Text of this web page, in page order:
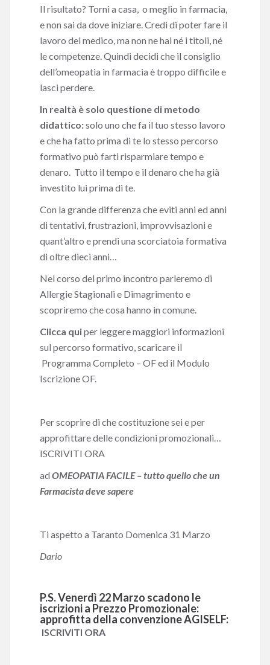
Il risultato? Torni a casa, o meglio in farmacia,
e non sai da dove iniziare. Credi di poter fare il
lavoro del medico, ma non ne hai né i titoli, né
le competenze. Quindi decidi che il consiglio
dell’omeopatia in farmacia è troppo difficile e
lasci perdere.
In realtà è solo questione di metodo
didattico:solo uno che fa il tuo stesso lavoro
e che ha fatto prima di te lo stesso percorso
formativo può farti risparmiare tempo e
denaro. Tutto il tempo e il denaro che ha già
investito lui prima di te.
Con la grande differenza che eviti anni ed anni
di tentativi, frustrazioni, improvvisazioni e
quant’altro e prendi una scorciatoia formativa
di oltre dieci anni…
Nel corso del primo incontro parleremo di
Allergie Stagionali e Dimagrimento e
scopriremo che cosa hanno in comune.
Clicca quiper leggere maggiori informazioni
sul percorso formativo, scaricare il
Programma Completo – OFed il Modulo
Iscrizione OF.
Per scoprire di che costituzione sei e per
approfittare delle condizioni promozionali…
ISCRIVITI ORA
ad OMEOPATIA FACILE – tutto quello che un
Farmacista deve sapere
Ti aspetto a Taranto Domenica 31 Marzo
Dario
P.S.Venerdì 22 Marzo scadono le
iscrizioni a Prezzo Promozionale:
approfitta della convenzione AGISELF:
ISCRIVITI ORA